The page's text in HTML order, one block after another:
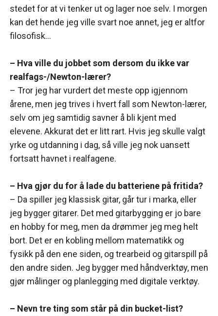
stedet for at vi tenker ut og lager noe selv. I morgen
kan det hende jeg ville svart noe annet, jeg er altfor
filosofisk…
– Hva ville du jobbet som dersom du ikke var
realfags-/Newton-lærer?
– Tror jeg har vurdert det meste opp igjennom
årene, men jeg trives i hvert fall som Newton-lærer,
selv om jeg samtidig savner å bli kjent med
elevene. Akkurat det er litt rart. Hvis jeg skulle valgt
yrke og utdanning i dag, så ville jeg nok uansett
fortsatt havnet i realfagene.
– Hva gjør du for å lade du batteriene på fritida?
– Da spiller jeg klassisk gitar, går tur i marka, eller
jeg bygger gitarer. Det med gitarbygging er jo bare
en hobby for meg, men da drømmer jeg meg helt
bort. Det er en kobling mellom matematikk og
fysikk på den ene siden, og trearbeid og gitarspill på
den andre siden. Jeg bygger med håndverktøy, men
gjør målinger og planlegging med digitale verktøy.
– Nevn tre ting som står på din bucket-list?